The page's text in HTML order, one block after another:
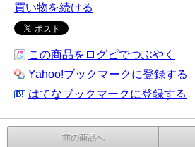
買い物を続ける
この商品をログピでつぶやく
Yahoo!ブックマークに登録する
はてなブックマークに登録する
前の商品へ